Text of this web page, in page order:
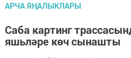
АРЧА ЯҢАЛЫКЛАРЫ
Саба картинг
яшьләре көч сынашты